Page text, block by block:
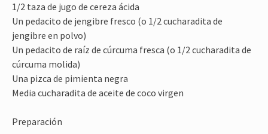
1/2 taza de jugo de cereza ácida
Un pedacito de jengibre fresco (o 1/2 cucharadita de
jengibre en polvo)
Un pedacito de raíz de cúrcuma fresca (o 1/2 cucharadita de
cúrcuma molida)
Una pizca de pimienta negra
Media cucharadita de aceite de coco virgen
Preparación